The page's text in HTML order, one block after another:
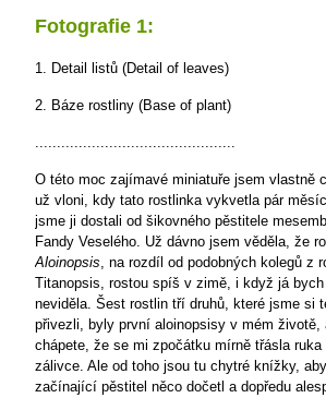
Fotografie 1:
1. Detail listů (Detail of leaves)
2. Báze rostliny (Base of plant)
..............................................
O této moc zajímavé miniatuře jsem vlastně
už vloni, kdy tato rostlinka vykvetla pár
jsme ji dostali od šikovného pěstitele
Fandy Veselého. Už dávno jsem věděla, že
Aloinopsis, na rozdíl od podobných kolegů z
Titanopsis, rostou spíš v zimě, i když já
neviděla. Šest rostlin tří druhů, které jsme si
přivezli, byly první aloinopsisy v mém životě,
chápete, že se mi zpočátku mírně třásla ruka
zálivce. Ale od toho jsou tu chytré knížky,
začínající pěstitel něco dočetl a dopředu